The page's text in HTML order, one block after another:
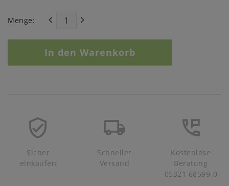
Menge:
In den Warenkorb
Sicher
einkaufen
Schneller
Versand
Kostenlose
Beratung
05321 68599-0